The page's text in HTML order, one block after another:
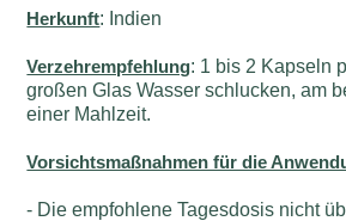
Herkunft: Indien
Verzehrempfehlung: 1 bis 2 Kapseln
großen Glas Wasser schlucken, am
einer Mahlzeit.
Vorsichtsmaßnahmen für die
- Die empfohlene Tagesdosis nicht